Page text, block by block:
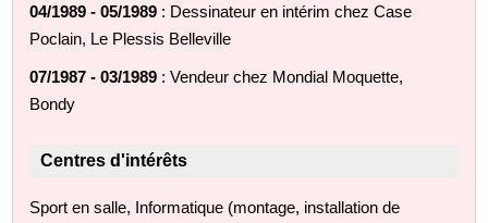
04/1989 - 05/1989 : Dessinateur en intérim chez Case
Poclain, Le Plessis Belleville
07/1987 - 03/1989 : Vendeur chez Mondial Moquette,
Bondy
Centres d'intérêts
Sport en salle, Informatique (montage, installation de